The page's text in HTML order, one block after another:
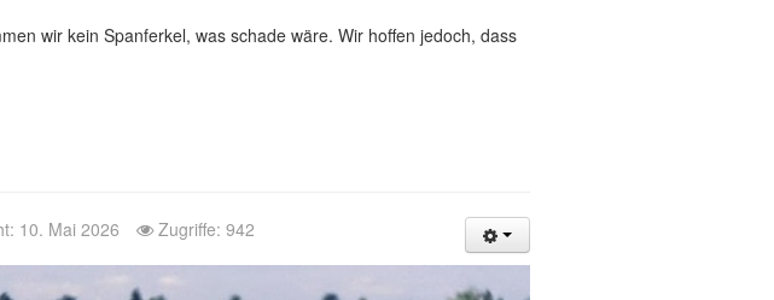
wir kein Spanferkel, was schade wäre. Wir hoffen jedoch, dass
10. Mai 2026
Zugriffe: 942